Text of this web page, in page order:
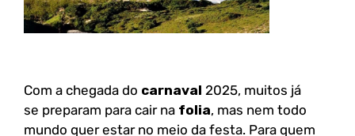
Com a chegada do carnaval 2025, muitos já
se preparam para cair na folia, mas nem todo
mundo quer estar no meio da festa. Para quem